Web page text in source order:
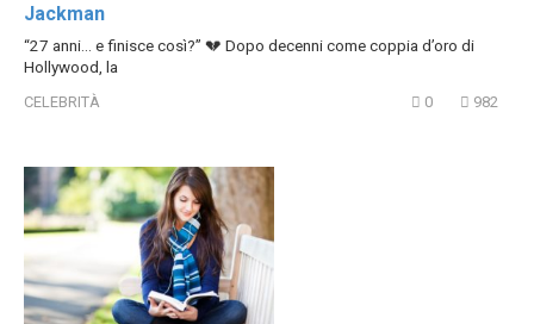
Jackman
“27 anni… e finisce così?” 💔 Dopo decenni come coppia d’oro di
Hollywood, la
CELEBRITÀ 0 982